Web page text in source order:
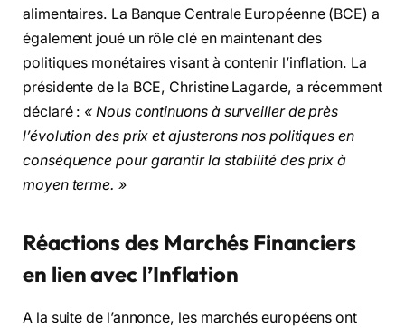
alimentaires. La Banque Centrale Européenne (BCE) a
également joué un rôle clé en maintenant des
politiques monétaires visant à contenir l’inflation. La
présidente de la BCE, Christine Lagarde, a récemment
déclaré : « Nous continuons à surveiller de près
l’évolution des prix et ajusterons nos politiques en
conséquence pour garantir la stabilité des prix à
moyen terme. »
Réactions des Marchés Financiers
en lien avec l’Inflation
A la suite de l’annonce, les marchés européens ont